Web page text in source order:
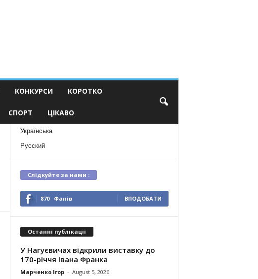
КОНКУРСИ КОРОТКО
СПОРТ ЦІКАВО
Українська
Русский
Слідкуйте за нами :
870 Фанів ВПОДОБАТИ
Останні публікації
У Нагуєвичах відкрили виставку до
170-річчя Івана Франка
Марченко Ігор - August 5, 2026